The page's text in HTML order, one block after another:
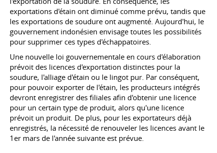
exportations d'étain ont diminué comme prévu, tandis que
les exportations de soudure ont augmenté. Aujourd'hui, le
gouvernement indonésien envisage toutes les possibilités
pour supprimer ces types d'échappatoires.
Une nouvelle loi gouvernementale en cours d'élaboration
prévoit des licences d'exportation distinctes pour la
soudure, l'alliage d'étain ou le lingot pur. Par conséquent,
pour pouvoir exporter de l'étain, les producteurs intégrés
devront enregistrer des filiales afin d'obtenir une licence
pour un certain type de produit, alors qu'une licence
prévoit un produit. De plus, pour les exportateurs déjà
enregistrés, la nécessité de renouveler les licences avant le
1er mars de l'année suivante est prévue.